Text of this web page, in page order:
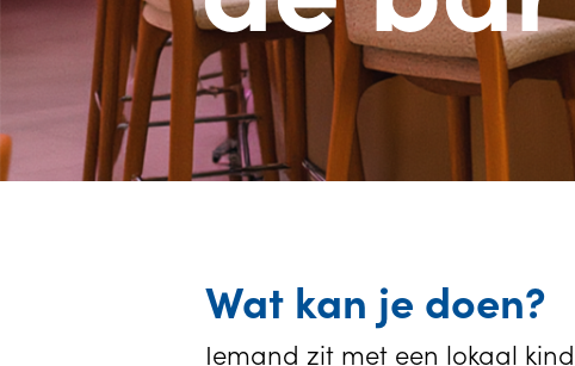
Wat kan je doen?
Iemand zit met een lokaal